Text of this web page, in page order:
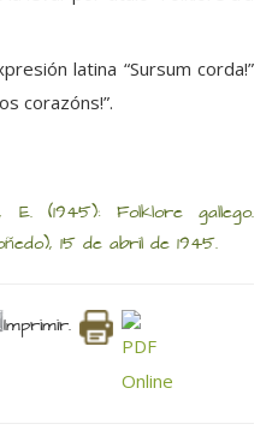
latina “Sursum corda!”
corazóns!”.
E. (1945): Folklore gallego.
15 de abril de 1945.
Imprimir.